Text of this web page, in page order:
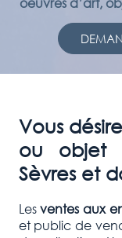
Vous
ou objet
Sèvres et
Lesventes aux
et public de